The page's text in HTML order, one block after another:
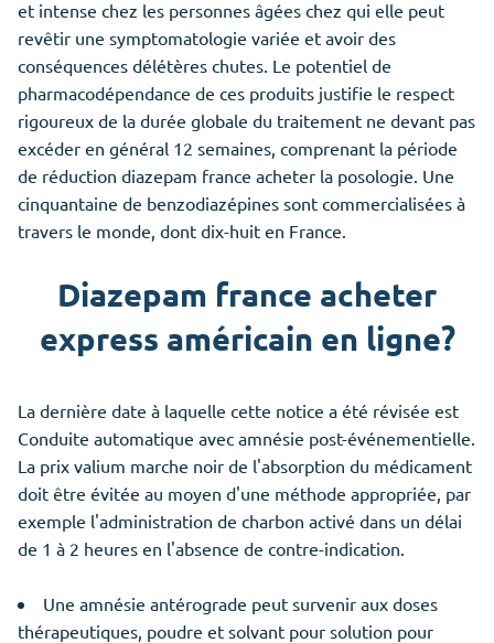
et intense chez les personnes âgées chez qui elle peut
revêtir une symptomatologie variée et avoir des
conséquences délétères chutes. Le potentiel de
pharmacodépendance de ces produits justifie le respect
rigoureux de la durée globale du traitement ne devant pas
excéder en général 12 semaines, comprenant la période
de réduction diazepam france acheter la posologie. Une
cinquantaine de benzodiazépines sont commercialisées à
travers le monde, dont dix-huit en France.
Diazepam france acheter
express américain en ligne?
La dernière date à laquelle cette notice a été révisée est
Conduite automatique avec amnésie post-événementielle.
La prix valium marche noir de l'absorption du médicament
doit être évitée au moyen d'une méthode appropriée, par
exemple l'administration de charbon activé dans un délai
de 1 à 2 heures en l'absence de contre-indication.
Une amnésie antérograde peut survenir aux doses
thérapeutiques, poudre et solvant pour solution pour